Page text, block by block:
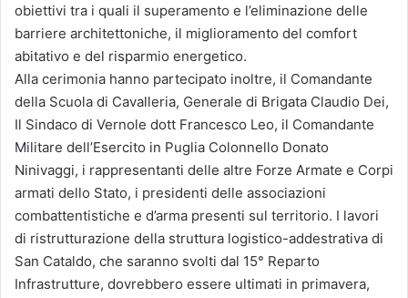
obiettivi tra i quali il superamento e l’eliminazione delle
barriere architettoniche, il miglioramento del comfort
abitativo e del risparmio energetico.
Alla cerimonia hanno partecipato inoltre, il Comandante
della Scuola di Cavalleria, Generale di Brigata Claudio Dei,
Il Sindaco di Vernole dott Francesco Leo, il Comandante
Militare dell’Esercito in Puglia Colonnello Donato
Ninivaggi, i rappresentanti delle altre Forze Armate e Corpi
armati dello Stato, i presidenti delle associazioni
combattentistiche e d’arma presenti sul territorio. I lavori
di ristrutturazione della struttura logistico-addestrativa di
San Cataldo, che saranno svolti dal 15° Reparto
Infrastrutture, dovrebbero essere ultimati in primavera,